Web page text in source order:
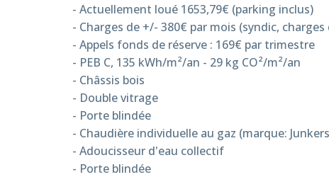
- Actuellement loué 1653,79€ (parking inclus)
- Charges de +/- 380€ par mois (syndic,
- Appels fonds de réserve : 169€ par trimestre
- PEB C, 135 kWh/m²/an - 29 kg CO²/m²/an
- Châssis bois
- Double vitrage
- Porte blindée
- Chaudière individuelle au gaz (marque:
- Adoucisseur d'eau collectif
- Porte blindée